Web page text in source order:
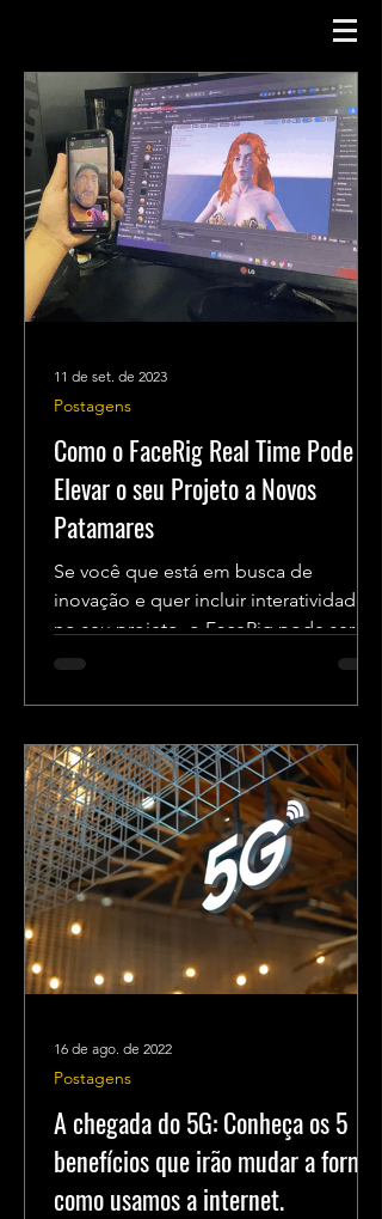
Como o FaceRig Real Time Pode
Elevar o seu Projeto a Novos
Patamares
Se você que está em busca de
inovação e quer incluir interatividade
no seu projeto, o FaceRig pode ser a
solução perfeita! Abaixo, vamos...
Postagens
11 de set. de 2023
A chegada do 5G: Conheça os 5
benefícios que irão mudar a forma
como usamos a internet.
Postagens
16 de ago. de 2022